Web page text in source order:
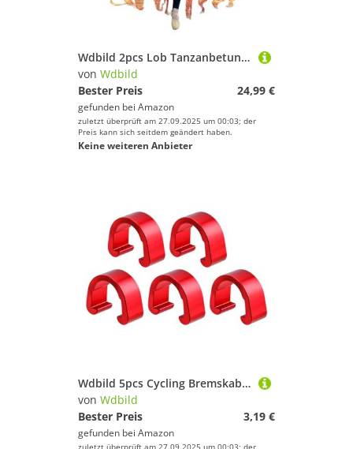
Wdbild 2pcs Lob Tanzanbetung Flaggen Kirche Mit Skalierbar
von Wdbild
Bester Preis
24,99 €
gefunden bei Amazon
zuletzt überprüft am 27.09.2025 um 00:03; der
Preis kann sich seitdem geändert haben.
Keine weiteren Anbieter
Wdbild 5pcs Cycling Bremskabel Guides Bremsschaltanleitung Klemmen Rahmenorganisatoren Für Verschiedene Wetterbedingungen Hohe Stärken Fahrradkabelbefestigungen
von Wdbild
Bester Preis
3,19 €
gefunden bei Amazon
zuletzt überprüft am 27.09.2025 um 00:03; der